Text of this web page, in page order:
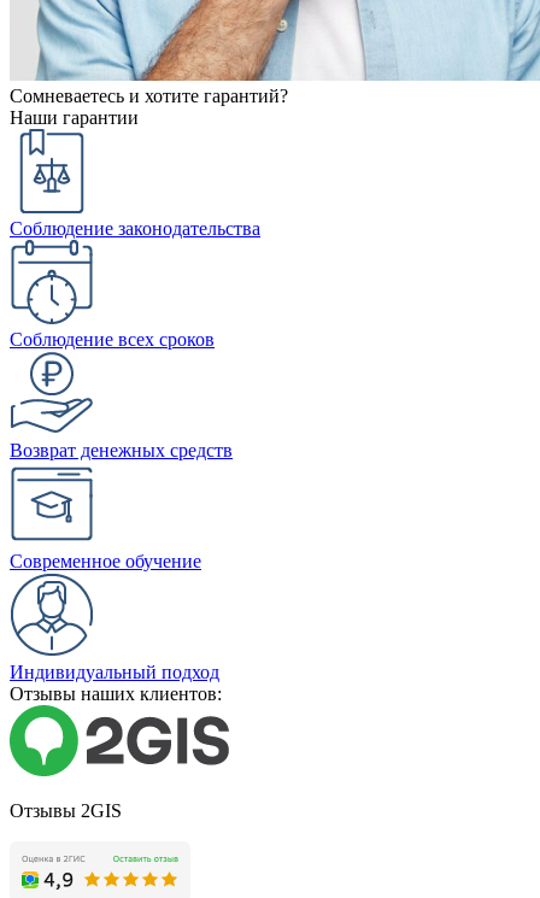
Сомневаетесь и хотите гарантий?
Наши гарантии
Соблюдение законодательства
Соблюдение всех сроков
Возврат денежных средств
Современное обучение
Индивидуальный подход
Отзывы наших клиентов:
Отзывы 2GIS